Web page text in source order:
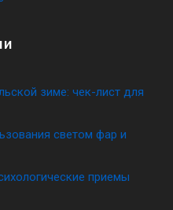
зиме: чек-лист для
светом фар и
приемы